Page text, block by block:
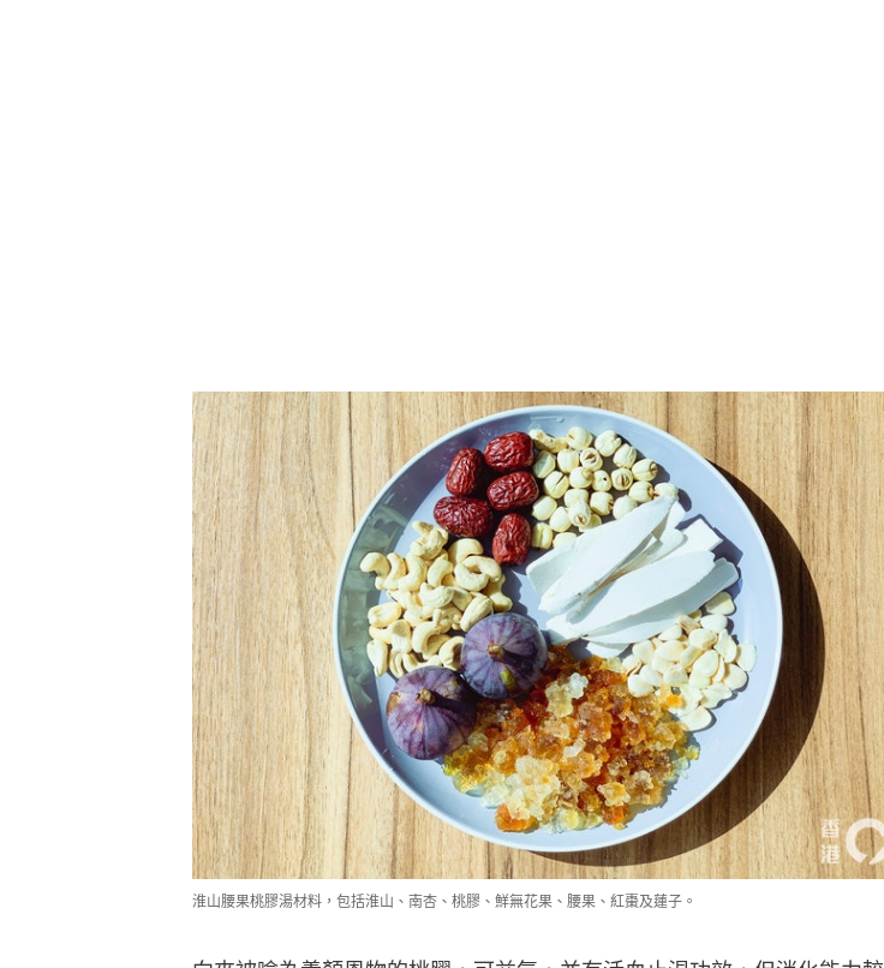
淮山腰果桃膠湯材料，包括淮山、南杏、桃膠、鮮無花果、腰果、紅棗及蓮子。